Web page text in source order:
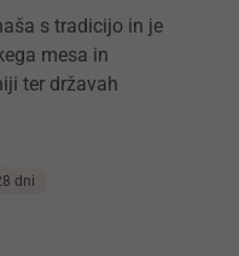
s tradicijo in je
mesa in
ter državah
dni